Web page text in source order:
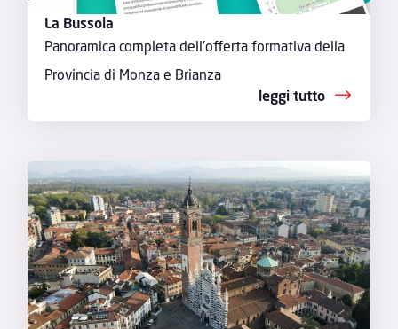
La Bussola
Panoramica completa dell’offerta formativa della
Provincia di Monza e Brianza
leggi tutto